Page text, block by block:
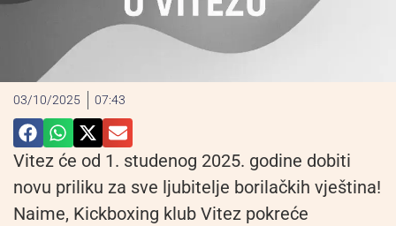
03/10/2025 07:43
Vitez će od 1. studenog 2025. godine dobiti
novu priliku za sve ljubitelje borilačkih vještina!
Naime, Kickboxing klub Vitez pokreće